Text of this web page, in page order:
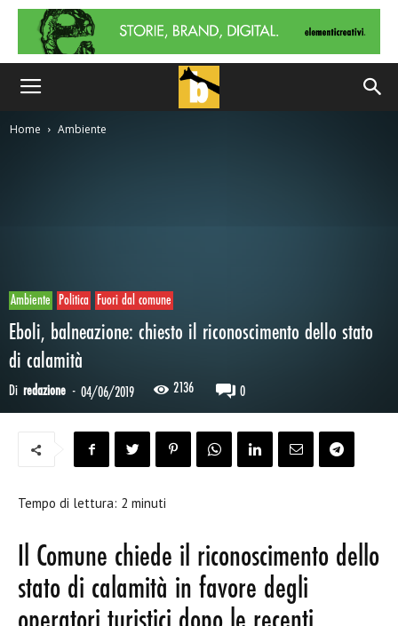
Home Ambiente
Ambiente Politica Fuori dal comune
Eboli, balneazione: chiesto il riconoscimento dello stato
di calamità
Di redazione - 04/06/2019 2136 0
Tempo di lettura: 2 minuti
Il Comune chiede il riconoscimento dello
stato di calamità in favore degli